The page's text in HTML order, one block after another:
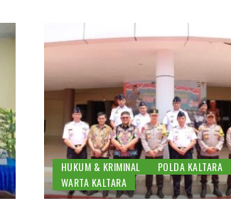
HUKUM & KRIMINAL
POLDA KALTARA
WARTA KALTARA